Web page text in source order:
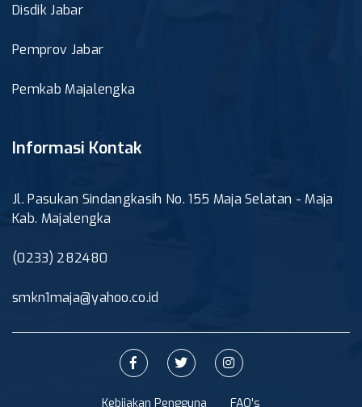
Disdik Jabar
Pemprov Jabar
Pemkab Majalengka
Informasi Kontak
Jl. Pasukan Sindangkasih No. 155 Maja Selatan - Maja
Kab. Majalengka
(0233) 282480
smkn1maja@yahoo.co.id
Kebijakan Pengguna FAQ's